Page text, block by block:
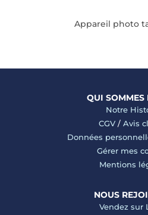
Appareil photo
QUI SOMMES
Notre
CGV/ Avis
Données
Gérer mes
Mentions
NOUS
Vendez sur